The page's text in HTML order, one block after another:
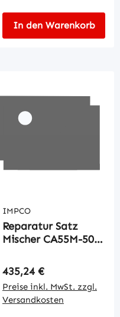
In den Warenkorb
IMPCO
Reparatur Satz
Mischer CA55M-500-
Regulärer Preis:
435,24 €
Preise inkl. MwSt. zzgl.
Versandkosten